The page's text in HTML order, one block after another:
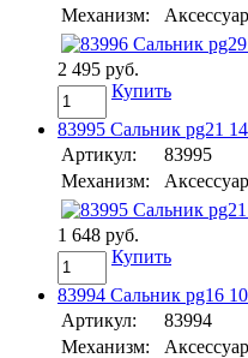
Механизм:
2 495 руб.
Купить
83995 Сальник pg21
Артикул:
83995
Механизм:
1 648 руб.
Купить
83994 Сальник pg16
Артикул:
83994
Механизм: